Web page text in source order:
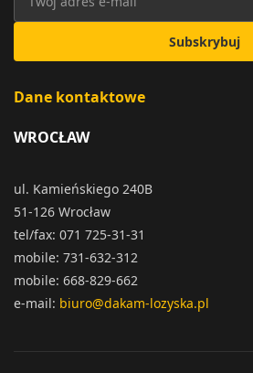
Subskrybuj
Dane kontaktowe
WROCŁAW
ul. Kamieńskiego 240B
51-126 Wrocław
tel/fax: 071 725-31-31
mobile: 731-632-312
mobile: 668-829-662
e-mail: biuro@dakam-lozyska.pl